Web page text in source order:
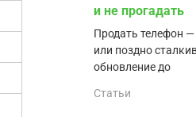
и не прогадать
Продать телефон
или поздно
обновление до
Статьи